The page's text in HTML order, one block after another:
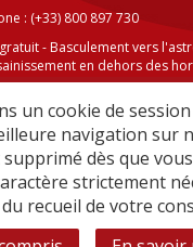
: (+33) 800 897 730
- Basculement vers
en dehors des
Crédits
Mentions légales
Plan du site
Sécurité
un cookie de
navigation sur
supprimé dès que
strictement
du recueil de votre